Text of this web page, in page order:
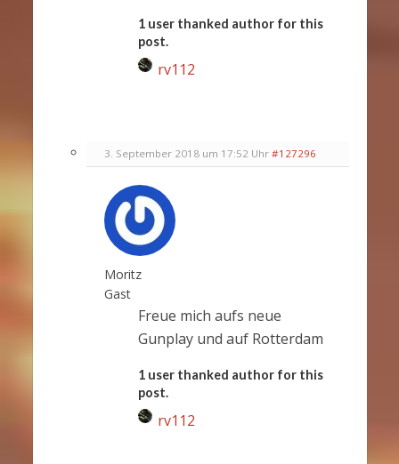
1 user thanked author for this
post.
rv112
3. September 2018 um 17:52 Uhr #127296
Moritz
Gast
Freue mich aufs neue
Gunplay und auf Rotterdam
1 user thanked author for this
post.
rv112